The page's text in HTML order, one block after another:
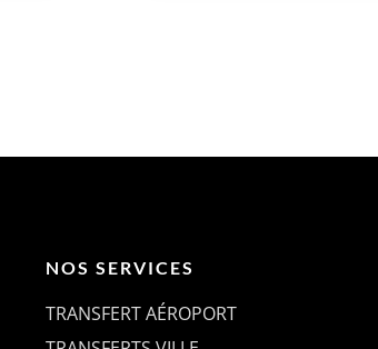
NOS SERVICES
TRANSFERT AÉROPORT